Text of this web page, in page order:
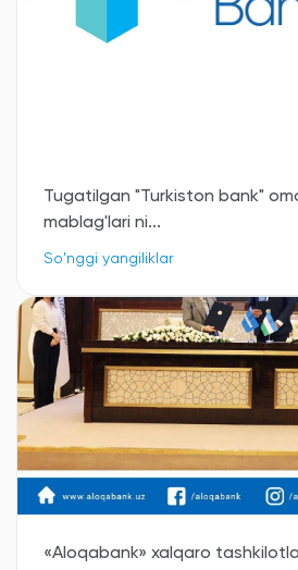
Tugatilgan "Turkiston bank"
mablag'lari ni...
So'nggi yangiliklar
️«Aloqabank» xalqaro